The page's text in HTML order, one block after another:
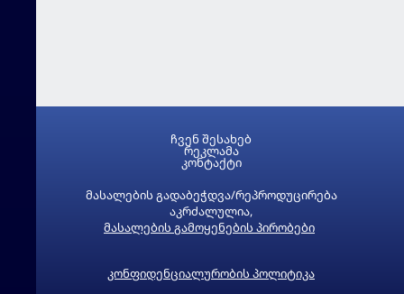
მასალების გადაბეჭდვა/რეპროდუცირება
აკრძალულია,
მასალების გამოყენების პირობები
კონფიდენციალურობის პოლიტიკა
ჩვენ შესახებ
რეკლამა
კონტაქტი